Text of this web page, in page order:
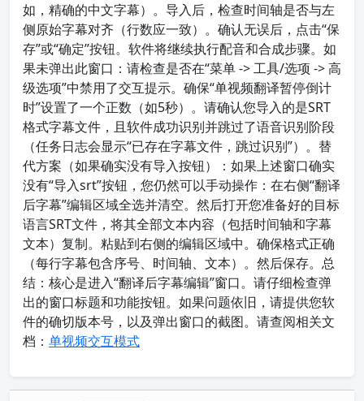
如，精确的中文字幕）。导入后，检查时间轴是否与左
侧原始字幕对齐（行数应一致）。确认无误后，点击“保
存”或“确定”按钮。软件将继续执行配音和合成步骤。如
果未弹出此窗口：请检查是否在“菜单 -> 工具/选项 -> 高
级选项”中禁用了交互提示。确保“单视频翻译暂停倒计
时”设置了一个正数（如5秒）。请确认您导入的是SRT
格式字幕文件，且软件成功识别并跳过了语音识别阶段
（任务日志会显示“已存在字幕文件，跳过识别”）。替
代方案（如果确实没有导入按钮）：如果上述窗口确实
没有“导入srt”按钮，您仍然可以手动操作：在右侧“翻译
后字幕”编辑区域全选并清空。然后打开您准备好的目标
语言SRT文件，将其全部文本内容（包括时间轴和字幕
文本）复制。粘贴到右侧的编辑区域中。确保格式正确
（每行字幕包含序号、时间轴、文本）。然后保存。总
结：核心是进入“翻译后字幕编辑”窗口。请仔细检查弹
出的窗口标题和功能按钮。如果问题依旧，请提供您软
件的确切版本号，以及弹出窗口的截图。请查阅相关文
档： 单视频交互模式